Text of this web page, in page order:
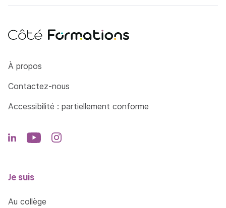
Côté Formations
À propos
Contactez-nous
Accessibilité : partiellement conforme
Je suis
Au collège